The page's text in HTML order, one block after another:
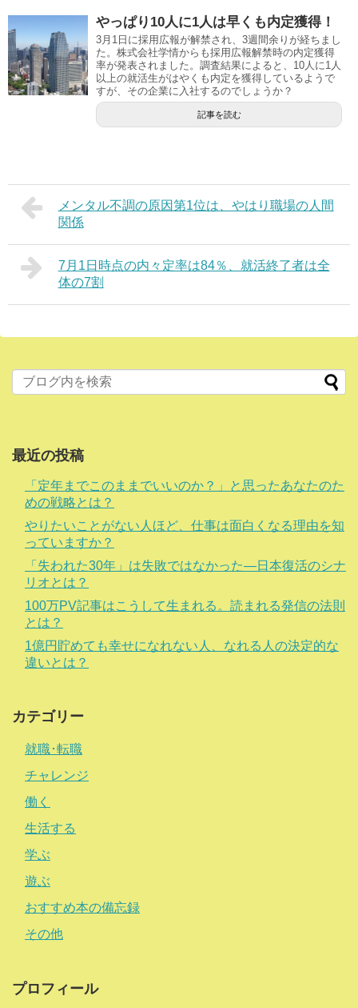
やっぱり10人に1人は早くも内定獲得！
3月1日に採用広報が解禁され、3週間余りが経ちまし
た。株式会社学情からも採用広報解禁時の内定獲得
率が発表されました。調査結果によると、10人に1人
以上の就活生がはやくも内定を獲得しているようで
すが、その企業に入社するのでしょうか？
記事を読む
メンタル不調の原因第1位は、やはり職場の人間
関係
7月1日時点の内々定率は84％、就活終了者は全
体の7割
最近の投稿
「定年までこのままでいいのか？」と思ったあなたのた
めの戦略とは？
やりたいことがない人ほど、仕事は面白くなる理由を知
っていますか？
「失われた30年」は失敗ではなかった―日本復活のシナ
リオとは？
100万PV記事はこうして生まれる。読まれる発信の法則
とは？
1億円貯めても幸せになれない人、なれる人の決定的な
違いとは？
カテゴリー
就職･転職
チャレンジ
働く
生活する
学ぶ
遊ぶ
おすすめ本の備忘録
その他
プロフィール